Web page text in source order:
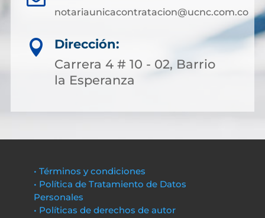
notariaunicacontratacion@ucnc.com.co

Dirección:
Carrera 4 # 10 - 02, Barrio
la Esperanza
• Términos y condiciones
• Política de Tratamiento de Datos
Personales
• Políticas de derechos de autor